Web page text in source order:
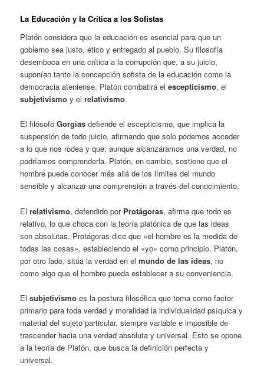
La Educación y la Crítica a los Sofistas
Platón considera que la educación es esencial para que un
gobierno sea justo, ético y entregado al pueblo. Su filosofía
desemboca en una crítica a la corrupción que, a su juicio,
suponían tanto la concepción sofista de la educación como la
democracia ateniense. Platón combatirá elescepticismo, el
subjetivismo y elrelativismo.
El filósofoGorgias defiende el escepticismo, que implica la
suspensión de todo juicio, afirmando que solo podemos acceder
a lo que nos rodea y que, aunque alcanzáramos una verdad, no
podríamos comprenderla. Platón, en cambio, sostiene que el
hombre puede conocer más allá de los límites del mundo
sensible y alcanzar una comprensión a través del conocimiento.
Elrelativismo, defendido por Protágoras, afirma que todo es
relativo, lo que choca con la teoría platónica de que las ideas
son absolutas. Protágoras dice que «el hombre es la medida de
todas las cosas», estableciendo el «yo» como principio. Platón,
por otro lado, sitúa la verdad en elmundo de las ideas, no
como algo que el hombre pueda establecer a su conveniencia.
Elsubjetivismo es la postura filosófica que toma como factor
primario para toda verdad y moralidad la individualidad psíquica y
material del sujeto particular, siempre variable e imposible de
trascender hacia una verdad absoluta y universal. Esto se opone
a la teoría de Platón, que busca la definición perfecta y
universal.